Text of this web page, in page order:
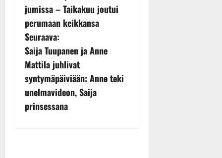
o
s
t
n
a
v
jumissa – Taikakuu joutui
perumaan keikkansa
Seuraava:
Saija Tuupanen ja Anne
Mattila juhlivat
syntymäpäiviään: Anne teki
unelmavideon, Saija
prinsessana